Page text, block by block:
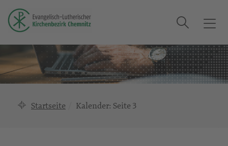
T
g
g
l
Suche
Startseite Kalender: Seite 3